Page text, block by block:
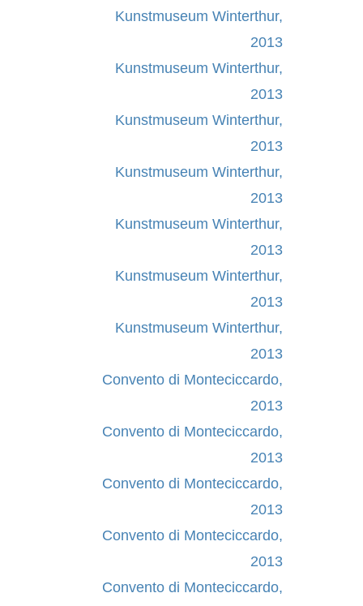
Kunstmuseum Winterthur,
2013
Kunstmuseum Winterthur,
2013
Kunstmuseum Winterthur,
2013
Kunstmuseum Winterthur,
2013
Kunstmuseum Winterthur,
2013
Kunstmuseum Winterthur,
2013
Kunstmuseum Winterthur,
2013
Convento di Monteciccardo,
2013
Convento di Monteciccardo,
2013
Convento di Monteciccardo,
2013
Convento di Monteciccardo,
2013
Convento di Monteciccardo,